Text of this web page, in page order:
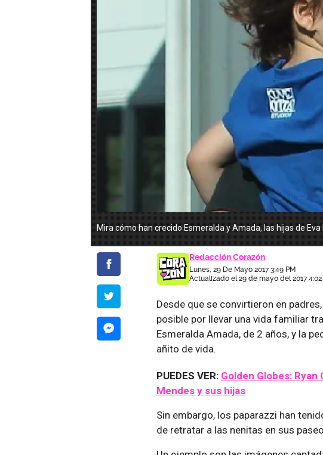
Mira cómo han crecido Esmeralda y Amada, las hijas de Eva
Redacción Corazón
Lunes, 29 De Mayo 2017 3:49 PM
Actualizado el 29 de mayo del 2017 4:02
Desde que se convirtieron en
posible por llevar una vida familiar
Esmeralda Amada, de 2 años, y la
añito de vida.
PUEDES VER: Golden Globes:
Mendes y sus hijas
Sin embargo, los paparazzi han
de retratar a las nenitas en sus